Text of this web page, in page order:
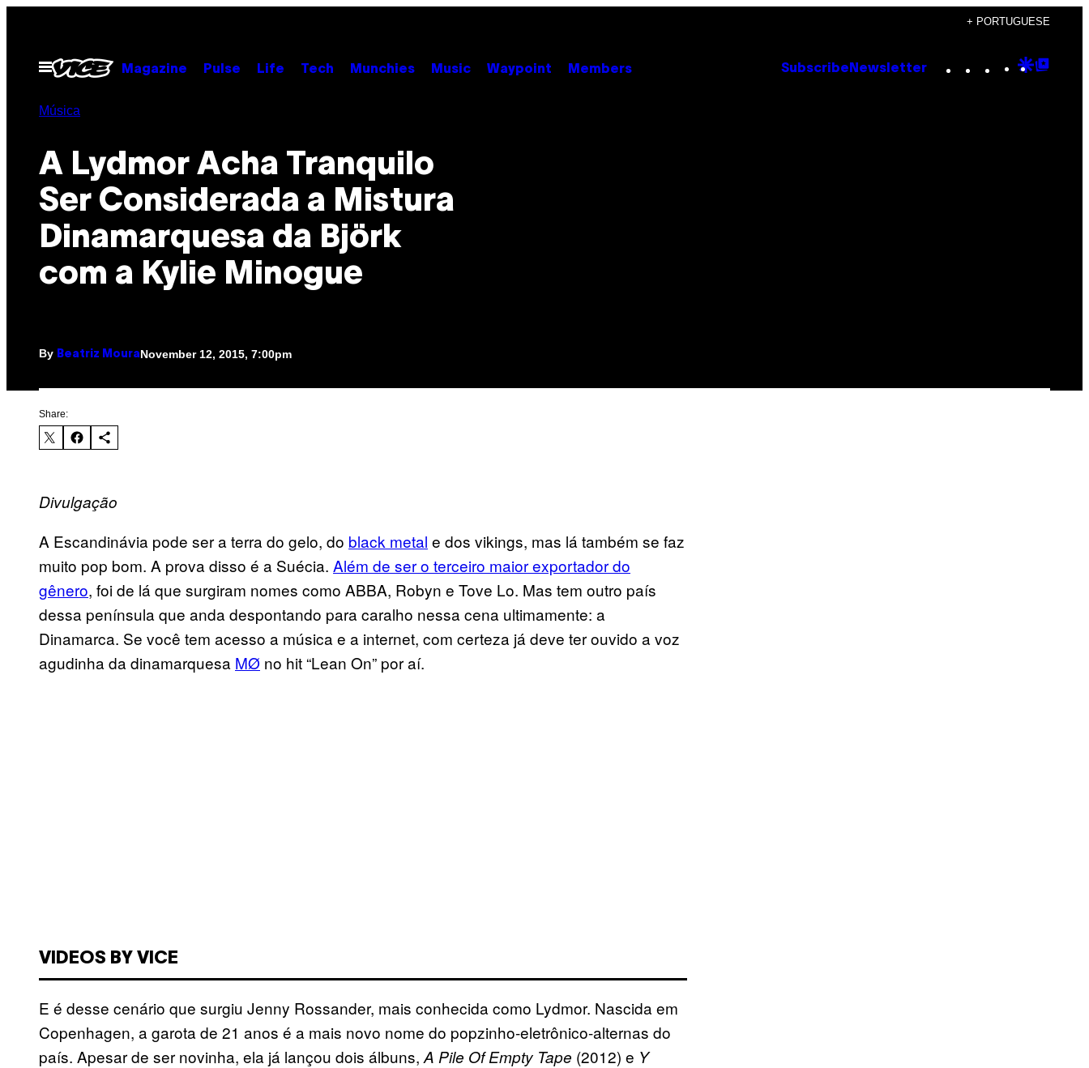
content
+ PORTUGUESE
Open
Menu
Magazine Pulse Life Tech Munchies Music Waypoint Members Subscribe Newsletter Instagram
TikTok
YouTube
Google
Música
A Lydmor Acha Tranquilo
Ser Considerada a Mistura
Dinamarquesa da Björk
com a Kylie Minogue
By Beatriz MouraNovember 12, 2015, 7:00pm
Share:
Divulgação
A Escandinávia pode ser a terra do gelo, do black metal e dos vikings, mas lá também se faz
muito pop bom. A prova disso é a Suécia. Além de ser o terceiro maior exportador do
gênero, foi de lá que surgiram nomes como ABBA, Robyn e Tove Lo. Mas tem outro país
dessa península que anda despontando para caralho nessa cena ultimamente: a
Dinamarca. Se você tem acesso a música e a internet, com certeza já deve ter ouvido a voz
agudinha da dinamarquesa MØ no hit “Lean On” por aí.
VIDEOS BY VICE
E é desse cenário que surgiu Jenny Rossander, mais conhecida como Lydmor. Nascida em
Copenhagen, a garota de 21 anos é a mais novo nome do popzinho-eletrônico-alternas do
país. Apesar de ser novinha, ela já lançou dois álbuns, A Pile Of Empty Tape (2012) e Y